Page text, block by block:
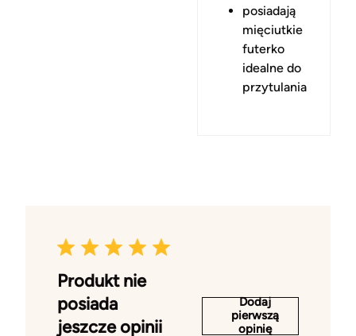
posiadają
mięciutkie
futerko
idealne do
przytulania
Produkt nie
posiada
jeszcze opinii
Dodaj
pierwszą
opinię